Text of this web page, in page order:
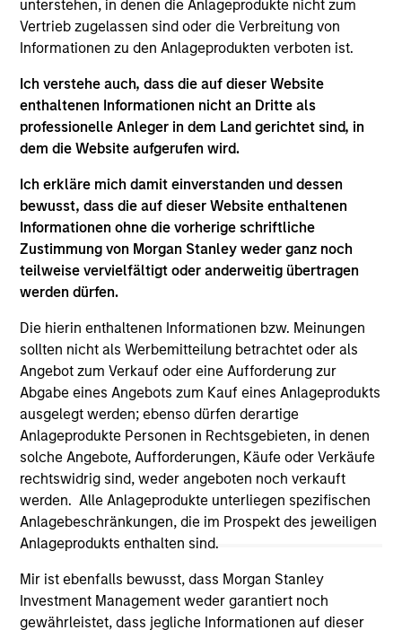
unterstehen, in denen die Anlageprodukte nicht zum
Vertrieb zugelassen sind oder die Verbreitung von
Informationen zu den Anlageprodukten verboten ist.
Ich verstehe auch, dass die auf dieser Website
enthaltenen Informationen nicht an Dritte als
professionelle Anleger in dem Land gerichtet sind, in
dem die Website aufgerufen wird.
Ich erkläre mich damit einverstanden und dessen
bewusst, dass die auf dieser Website enthaltenen
Informationen ohne die vorherige schriftliche
Zustimmung von Morgan Stanley weder ganz noch
teilweise vervielfältigt oder anderweitig übertragen
werden dürfen.
Die hierin enthaltenen Informationen bzw. Meinungen
sollten nicht als Werbemitteilung betrachtet oder als
Angebot zum Verkauf oder eine Aufforderung zur
Abgabe eines Angebots zum Kauf eines Anlageprodukts
ausgelegt werden; ebenso dürfen derartige
Anlageprodukte Personen in Rechtsgebieten, in denen
solche Angebote, Aufforderungen, Käufe oder Verkäufe
rechtswidrig sind, weder angeboten noch verkauft
werden. Alle Anlageprodukte unterliegen spezifischen
Anlagebeschränkungen, die im Prospekt des jeweiligen
Anlageprodukts enthalten sind.
Mir ist ebenfalls bewusst, dass Morgan Stanley
Investment Management weder garantiert noch
gewährleistet, dass jegliche Informationen auf dieser
May not represent all Team Members.
The information on this page is for informational
purposes only. The information contained herein does
not constitute and should not be construed as an
offering of advisory services or an offer to sell or a
solicitation of an offer to buy any securities in any
jurisdiction in which such offer or solicitation,
purchase or sale would be unlawful under the
securities, insurance or other laws of such jurisdiction.
All investing involves risks, including a loss of principal.
Please refer to the strategy detail page for important
information on the strategy, including additional risk
considerations.
Morgan Stanley Careers